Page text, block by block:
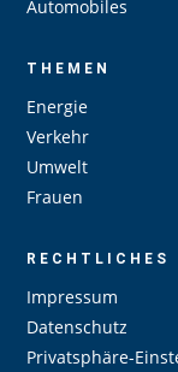
Automobiles
THEMEN
Energie
Verkehr
Umwelt
Frauen
RECHTLICHES
Impressum
Datenschutz
Privatsphäre-